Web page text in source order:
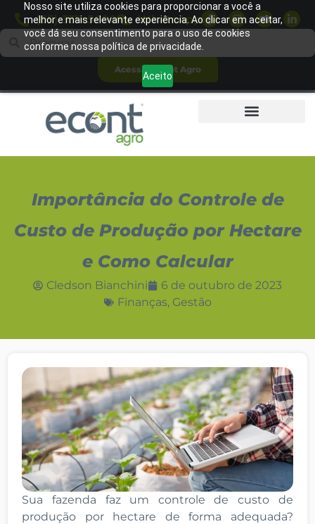
Nosso site utiliza cookies para proporcionar a você a
melhor e mais relevante experiência. Ao clicar em aceitar,
você dá seu consentimento para o uso de cookies
conforme nossa política de privacidade.
Aceito
(65) 3311-5600 WhatsApp
Acessar Econt Agro
Importância do Controle de
Custo de Produção por Hectare
e Como Calcular
Cledson Bianchini
6 de outubro de 2023
Finanças, Gestão
Sua fazenda faz um controle de custo de
produção por hectare de forma adequada?